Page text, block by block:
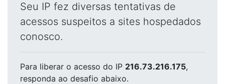
Seu IP fez diversas tentativas de
acessos suspeitos a sites hospedados
conosco.
Para liberar o acesso do IP 216.73.216.175,
responda ao desafio abaixo.